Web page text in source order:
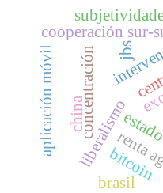
liberalismorenta
concentración
china
cooperación sur-
aplicación móvil
bitcoin
jbs
brasil